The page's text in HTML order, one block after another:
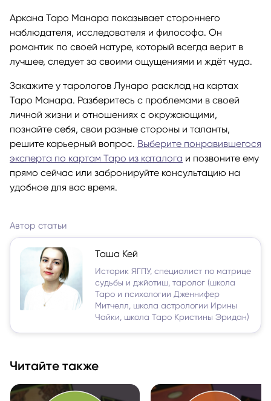
Аркана Таро Манара показывает стороннего
наблюдателя, исследователя и философа. Он
романтик по своей натуре, который всегда верит в
лучшее, следует за своими ощущениями и ждёт чуда.
Закажите у тарологов Лунаро расклад на картах
Таро Манара. Разберитесь с проблемами в своей
личной жизни и отношениях с окружающими,
познайте себя, свои разные стороны и таланты,
решите карьерный вопрос. Выберите понравившегося
эксперта по картам Таро из каталога и позвоните ему
прямо сейчас или забронируйте консультацию на
удобное для вас время.
Автор статьи
Таша Кей
Историк ЯГПУ, специалист по матрице
судьбы и джйотиш, таролог (школа
Таро и психологии Дженнифер
Митчелл, школа астрологии Ирины
Чайки, школа Таро Кристины Эридан)
Читайте также